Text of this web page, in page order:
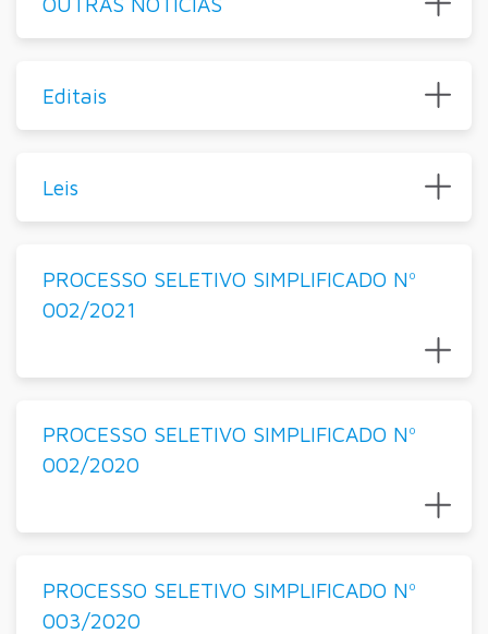
Editais
Leis
PROCESSO SELETIVO SIMPLIFICADO Nº
002/2021
PROCESSO SELETIVO SIMPLIFICADO Nº
002/2020
PROCESSO SELETIVO SIMPLIFICADO Nº
003/2020